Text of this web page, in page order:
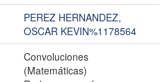
PEREZ HERNANDEZ,
OSCAR KEVIN%1178564
Convoluciones
(Matemáticas)